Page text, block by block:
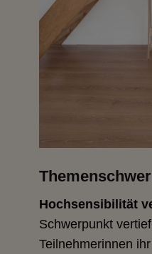
Hochsensibilität
Schwerpunkt
Teilnehmerinnen